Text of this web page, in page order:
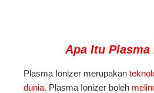
Apa Itu Plasma
Plasma Ionizer merupakan
dunia. Plasma Ionizer boleh